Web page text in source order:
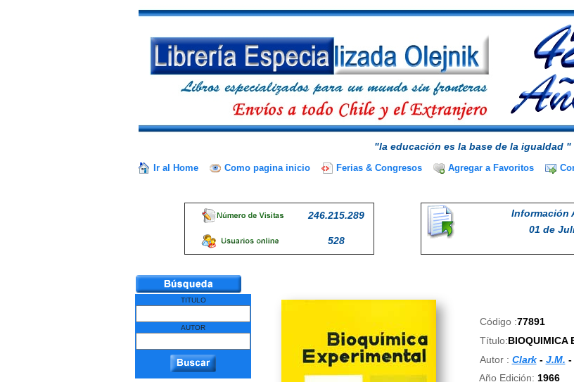
"la educación es la base de la igualdad "
Ir al Home Como pagina inicio Ferias & Congresos Agregar a Favoritos
246.215.289
528
Información
01 de
TITULO
AUTOR
Código :77891
Título:BIOQUIMICA
Autor : Clark - J.M. -
Año Edición: 1966